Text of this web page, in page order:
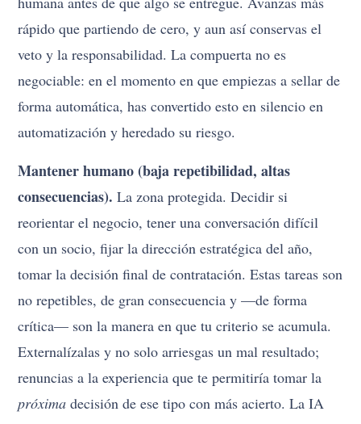
rápido que partiendo de cero, y aun así conservas el
veto y la responsabilidad. La compuerta no es
negociable: en el momento en que empiezas a sellar de
forma automática, has convertido esto en silencio en
automatización y heredado su riesgo.
Mantener humano (baja repetibilidad, altas
consecuencias). La zona protegida. Decidir si
reorientar el negocio, tener una conversación difícil
con un socio, fijar la dirección estratégica del año,
tomar la decisión final de contratación. Estas tareas son
no repetibles, de gran consecuencia y —de forma
crítica— son la manera en que tu criterio se acumula.
Externalízalas y no solo arriesgas un mal resultado;
renuncias a la experiencia que te permitiría tomar la
próxima decisión de ese tipo con más acierto. La IA